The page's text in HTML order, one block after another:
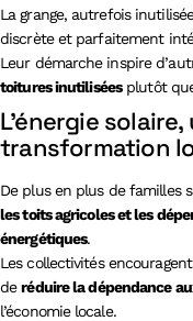
La grange, autrefois
discrète et parfaitement
Leur démarche inspire
toitures inutiliséesplutôt que
L’énergie
transformation
De plus en plus de familles
les toits agricoles et les
énergétiques.
Les collectivités
deréduire la dépendance
l’économie locale.